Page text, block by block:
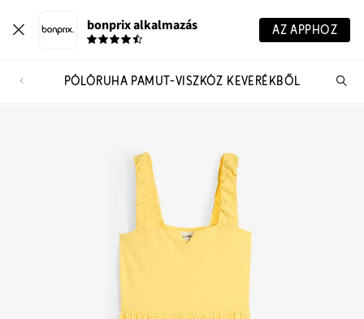
bonprix alkalmazás AZ APPHOZ
PÓLÓRUHA PAMUT-VISZKÓZ KEVERÉKBŐL